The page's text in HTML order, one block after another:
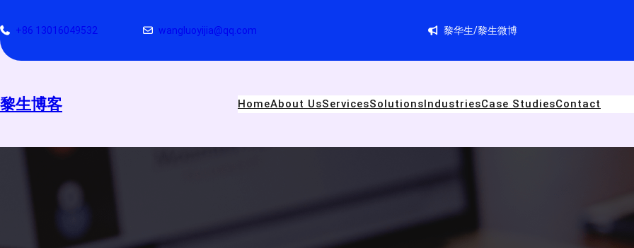
至
内
容
+86 13016049532 wangluoyijia@qq.com 黎华生/黎生微博
黎生博客 HomeAbout UsServicesSolutionsIndustriesCase StudiesContact